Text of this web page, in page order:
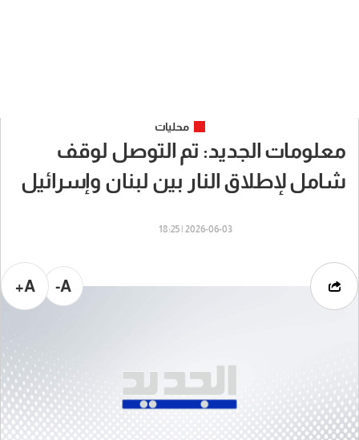
محليات
معلومات الجديد: تم التوصل لوقف
شامل لإطلاق النار بين لبنان وإسرائيل
2026-06-03 | 18:25
A-
A+